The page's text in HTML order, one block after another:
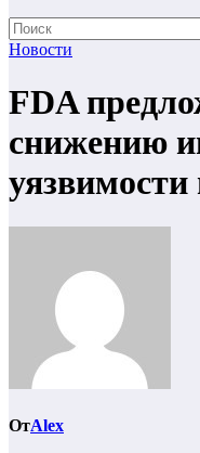
Новости
FDA
снижению
уязвимости
ОтAlex